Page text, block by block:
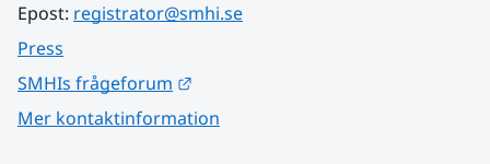
Epost: registrator@smhi.se
Press
SMHIs frågeforum
Mer kontaktinformation